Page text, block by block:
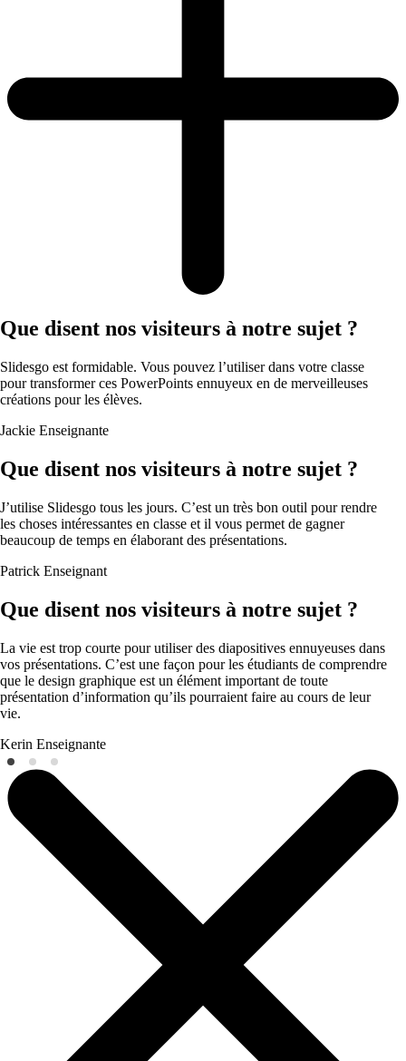
Que disent nos visiteurs à notre sujet ?
Slidesgo est formidable. Vous pouvez l’utiliser dans votre classe
pour transformer ces PowerPoints ennuyeux en de merveilleuses
créations pour les élèves.
Jackie Enseignante
Que disent nos visiteurs à notre sujet ?
J’utilise Slidesgo tous les jours. C’est un très bon outil pour rendre
les choses intéressantes en classe et il vous permet de gagner
beaucoup de temps en élaborant des présentations.
Patrick Enseignant
Que disent nos visiteurs à notre sujet ?
La vie est trop courte pour utiliser des diapositives ennuyeuses dans
vos présentations. C’est une façon pour les étudiants de comprendre
que le design graphique est un élément important de toute
présentation d’information qu’ils pourraient faire au cours de leur
vie.
Kerin Enseignante